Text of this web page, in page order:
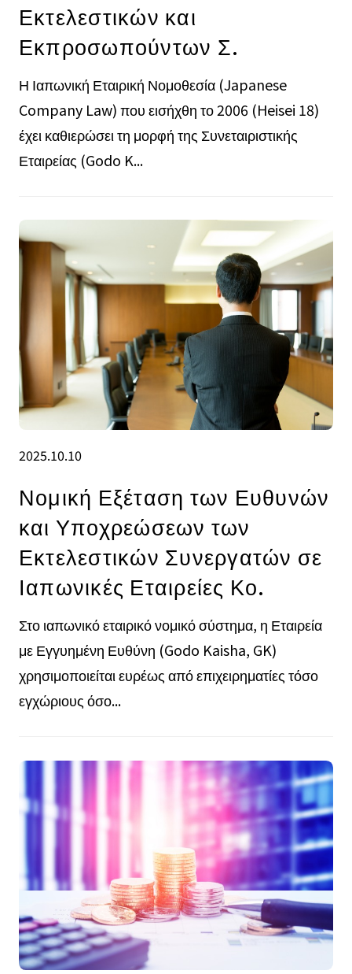
Εκτελεστικών και
Εκπροσωπούντων Σ.
Η Ιαπωνική Εταιρική Νομοθεσία (Japanese
Company Law) που εισήχθη το 2006 (Heisei 18)
έχει καθιερώσει τη μορφή της Συνεταιριστικής
Εταιρείας (Godo K...
2025.10.10
Νομική Εξέταση των Ευθυνών
και Υποχρεώσεων των
Εκτελεστικών Συνεργατών σε
Ιαπωνικές Εταιρείες Κο.
Στο ιαπωνικό εταιρικό νομικό σύστημα, η Εταιρεία
με Εγγυημένη Ευθύνη (Godo Kaisha, GK)
χρησιμοποιείται ευρέως από επιχειρηματίες τόσο
εγχώριους όσο...